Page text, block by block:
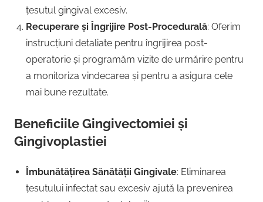
țesutul gingival excesiv.
Recuperare și Îngrijire Post-Procedurală: Oferim
instrucțiuni detaliate pentru îngrijirea post-
operatorie și programăm vizite de urmărire pentru
a monitoriza vindecarea și pentru a asigura cele
mai bune rezultate.
Beneficiile Gingivectomiei și
Gingivoplastiei
Îmbunătățirea Sănătății Gingivale: Eliminarea
țesutului infectat sau excesiv ajută la prevenirea